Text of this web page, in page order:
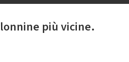
più vicine.